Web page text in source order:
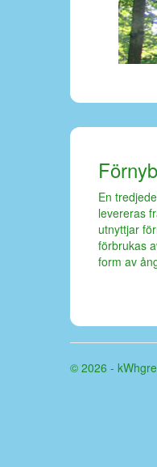
En
levereras
utnyttjar
förbrukas
form av
© 2026 -